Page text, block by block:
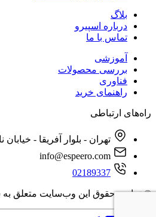
بلاگ
درباره اسپیرو
تماس با ما
آموزشی
بررسی محصولات
فناوری
راهنمای خرید
راه‌های ارتباطی
تهران - بلوار آفریقا - خیابان
02189337
© تمامی حقوق این وب‌سایت متعلق